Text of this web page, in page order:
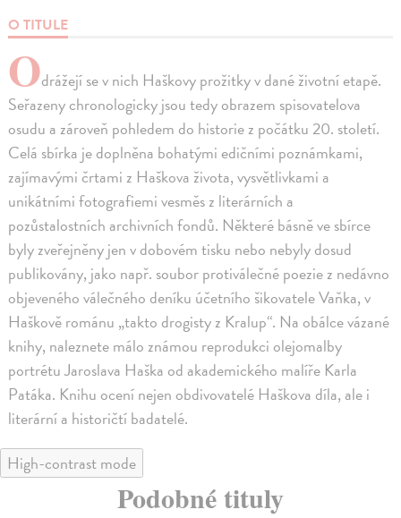
O TITULE
Odrážejí se v nich Haškovy prožitky v dané životní etapě.
Seřazeny chronologicky jsou tedy obrazem spisovatelova
osudu a zároveň pohledem do historie z počátku 20. století.
Celá sbírka je doplněna bohatými edičními poznámkami,
zajímavými črtami z Haškova života, vysvětlivkami a
unikátními fotografiemi vesměs z literárních a
pozůstalostních archivních fondů. Některé básně ve sbírce
byly zveřejněny jen v dobovém tisku nebo nebyly dosud
publikovány, jako např. soubor protiválečné poezie z nedávno
objeveného válečného deníku účetního šikovatele Vaňka, v
Haškově románu „takto drogisty z Kralup“. Na obálce vázané
knihy, naleznete málo známou reprodukci olejomalby
portrétu Jaroslava Haška od akademického malíře Karla
Patáka. Knihu ocení nejen obdivovatelé Haškova díla, ale i
literární a historičtí badatelé.
High-contrast mode
Podobné tituly